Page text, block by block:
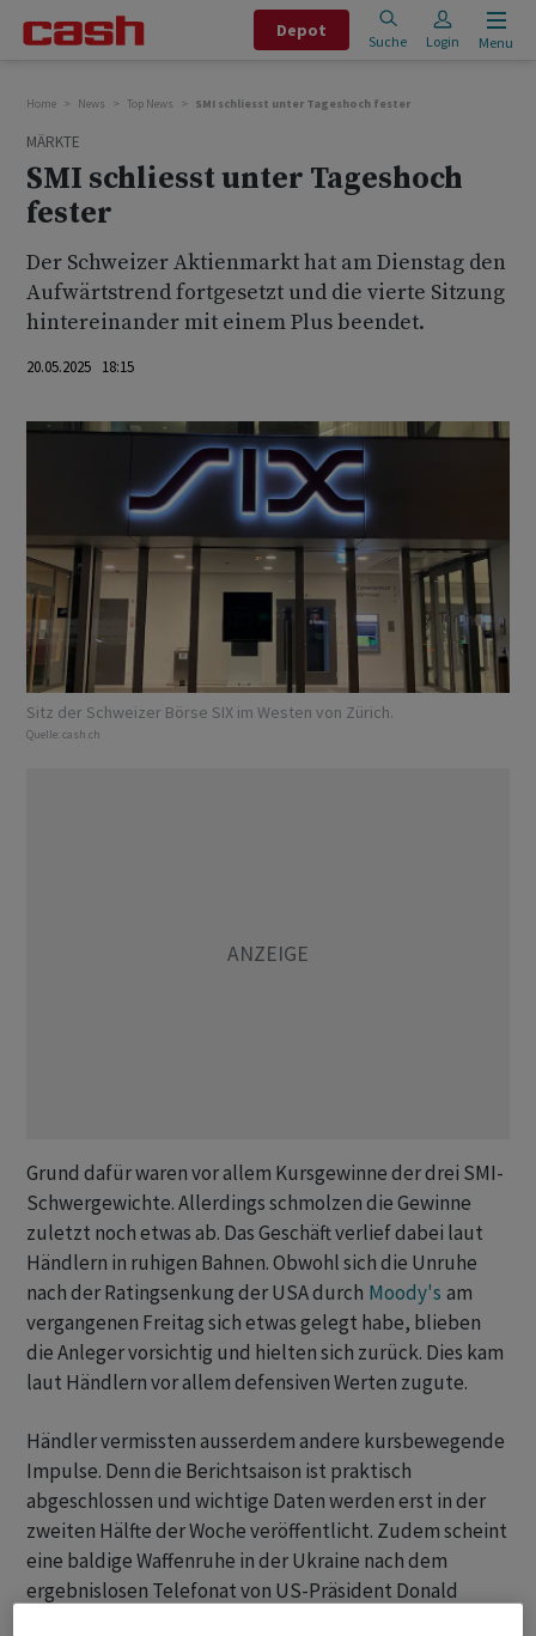
Depot
Suche Login Menu
Home News Top News SMI schliesst unter Tageshoch fester
MÄRKTE
SMI schliesst unter Tageshoch
fester
Der Schweizer Aktienmarkt hat am Dienstag den
Aufwärtstrend fortgesetzt und die vierte Sitzung
hintereinander mit einem Plus beendet.
20.05.2025 18:15
Sitz der Schweizer Börse SIX im Westen von Zürich.
Quelle: cash.ch
Grund dafür waren vor allem Kursgewinne der drei SMI-
Schwergewichte. Allerdings schmolzen die Gewinne
zuletzt noch etwas ab. Das Geschäft verlief dabei laut
Händlern in ruhigen Bahnen. Obwohl sich die Unruhe
nach der Ratingsenkung der USA durch Moody's am
vergangenen Freitag sich etwas gelegt habe, blieben
die Anleger vorsichtig und hielten sich zurück. Dies kam
laut Händlern vor allem defensiven Werten zugute.
Händler vermissten ausserdem andere kursbewegende
Impulse. Denn die Berichtsaison ist praktisch
abgeschlossen und wichtige Daten werden erst in der
zweiten Hälfte der Woche veröffentlicht. Zudem scheint
eine baldige Waffenruhe in der Ukraine nach dem
ergebnislosen Telefonat von US-Präsident Donald